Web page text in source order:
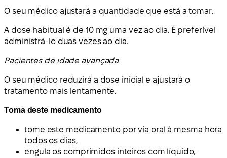
O seu médico ajustará a quantidade que está a tomar.
A dose habitual é de 10 mg uma vez ao dia. É preferível
administrá-lo duas vezes ao dia.
Pacientes de idade avançada
O seu médico reduzirá a dose inicial e ajustará o
tratamento mais lentamente.
Toma deste medicamento
tome este medicamento por via oral à mesma hora
todos os dias,
engula os comprimidos inteiros com líquido,